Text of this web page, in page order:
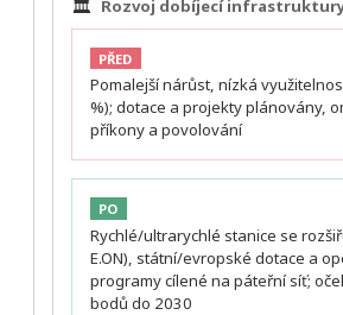
🏛️ Rozvoj dobíjecí
PŘED
Pomalejší nárůst, nízká
%); dotace a projekty plánovány,
příkony a povolování
PO
Rychlé/ultrarychlé stanice se
E.ON), státní/evropské dotace a
programy cílené na páteřní síť;
bodů do 2030